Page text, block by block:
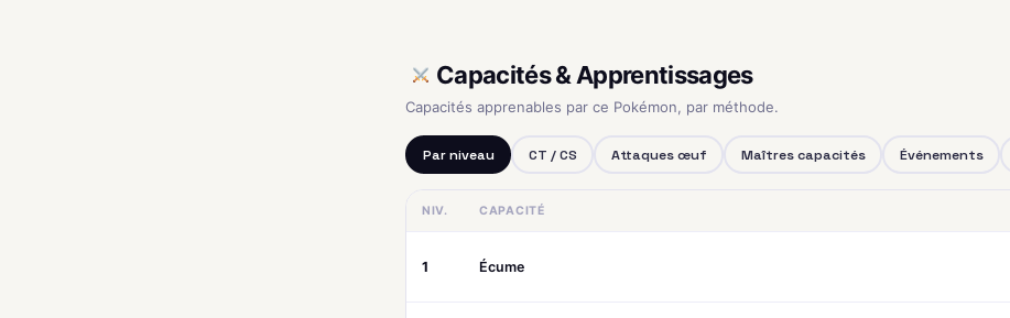
Capacités & Apprentissages
Capacités apprenables par ce Pokémon, par méthode.
Par niveau CT / CS Attaques œuf Maîtres capacités Événements
NIV. CAPACITÉ
1 Écume